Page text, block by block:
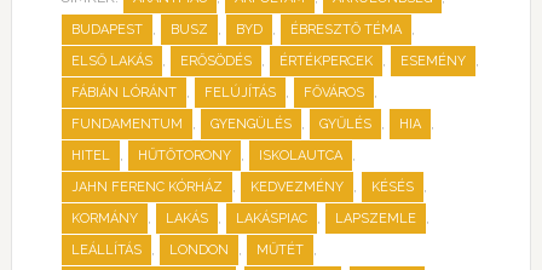
BUDAPEST , BUSZ , BYD , ÉBRESZTŐ TÉMA ,
ELSŐ LAKÁS , ERŐSÖDÉS , ÉRTÉKPERCEK , ESEMÉNY ,
FÁBIÁN LÓRÁNT , FELÚJÍTÁS , FŐVÁROS ,
FUNDAMENTUM , GYENGÜLÉS , GYŰLÉS , HIA ,
HITEL , HŰTŐTORONY , ISKOLAUTCA ,
JAHN FERENC KÓRHÁZ , KEDVEZMÉNY , KÉSÉS ,
KORMÁNY , LAKÁS , LAKÁSPIAC , LAPSZEMLE ,
LEÁLLÍTÁS , LONDON , MŰTÉT ,